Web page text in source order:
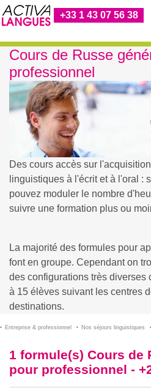
+33 1 43 07 56 38
Cours de Russe
professionnel
Des cours accès sur
linguistiques à l'écrit et à l'oral :
pouvez moduler le nombre
suivre une formation plus ou
La majorité des formules pour
font en groupe. Cependant on
des configurations très diverses
à 15 élèves suivant les centres
destinations.
Entreprise & professionnel Nos séjours linguistiques
1 formule(s) Cours de
pour professionnel -